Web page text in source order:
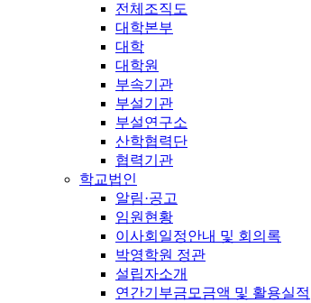
전체조직도
대학본부
대학
대학원
부속기관
부설기관
부설연구소
산학협력단
협력기관
학교법인
알림·공고
임원현황
이사회일정안내 및 회의록
박영학원 정관
설립자소개
연간기부금모금액 및 활용실적